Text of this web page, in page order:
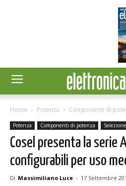
Home Potenza Componenti di
Potenza Componenti di potenza
Cosel presenta la serie
configurabili per uso
Di Massimiliano Luce - 17 Settembre